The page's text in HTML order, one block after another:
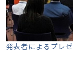
発表者によるプレ